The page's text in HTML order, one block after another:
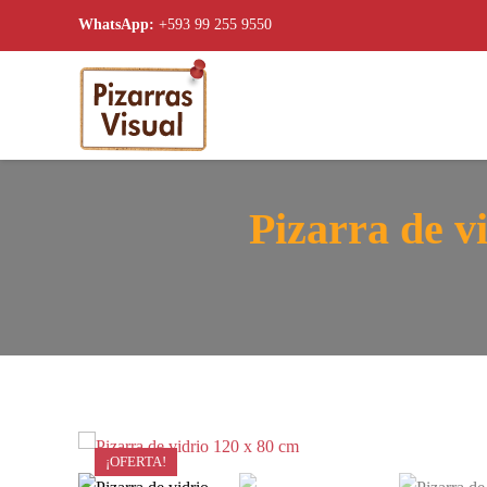
WhatsApp: +593 99 255 9550
Pizarra de
¡OFERTA!